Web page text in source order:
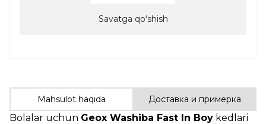
Savatga qoʻshish
Mahsulot haqida Доставка и примерка
Bolalar uchun Geox Washiba Fast In Boy kedlari